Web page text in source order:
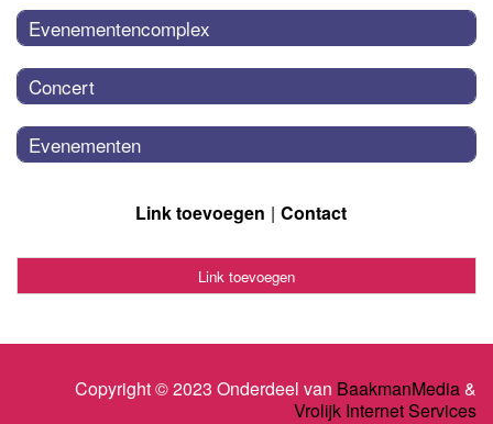
Evenementencomplex
Concert
Evenementen
Link toevoegen Contact
Link toevoegen
Copyright © 2023 Onderdeel van BaakmanMedia&
Vrolijk Internet Services